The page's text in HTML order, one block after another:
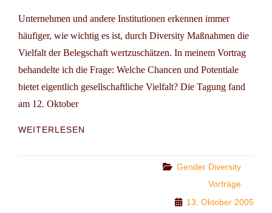
Unternehmen und andere Institutionen erkennen immer
häufiger, wie wichtig es ist, durch Diversity Maßnahmen die
Vielfalt der Belegschaft wertzuschätzen. In meinem Vortrag
behandelte ich die Frage: Welche Chancen und Potentiale
bietet eigentlich gesellschaftliche Vielfalt? Die Tagung fand
am 12. Oktober
WEITERLESEN
Categories
Gender Diversity
Vorträge
13. Oktober 2005